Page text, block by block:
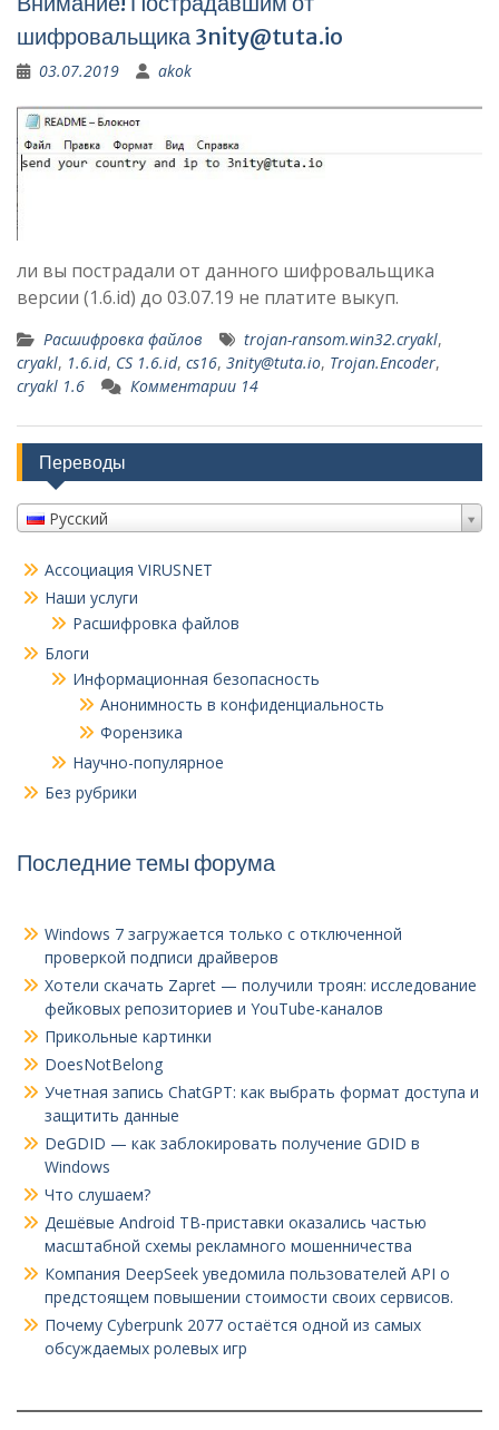
шифровальщика 3nity@tuta.io
03.07.2019 akok
ли вы пострадали от данного шифровальщика
версии (1.6.id) до 03.07.19 не платите выкуп.
Расшифровка файлов trojan-ransom.win32.cryakl,
cryakl, 1.6.id, CS 1.6.id, cs16, 3nity@tuta.io, Trojan.Encoder,
cryakl 1.6
Комментарии 14
Переводы
Русский
Ассоциация VIRUSNET
Наши услуги
Расшифровка файлов
Блоги
Информационная безопасность
Анонимность в конфиденциальность
Форензика
Научно-популярное
Без рубрики
Последние темы форума
Windows 7 загружается только с отключенной
проверкой подписи драйверов
Хотели скачать Zapret — получили троян: исследование
фейковых репозиториев и YouTube-каналов
Прикольные картинки
DoesNotBelong
Учетная запись ChatGPT: как выбрать формат доступа и
защитить данные
DeGDID — как заблокировать получение GDID в
Windows
Что слушаем?
Дешёвые Android ТВ-приставки оказались частью
масштабной схемы рекламного мошенничества
Компания DeepSeek уведомила пользователей API о
предстоящем повышении стоимости своих сервисов.
Почему Cyberpunk 2077 остаётся одной из самых
обсуждаемых ролевых игр